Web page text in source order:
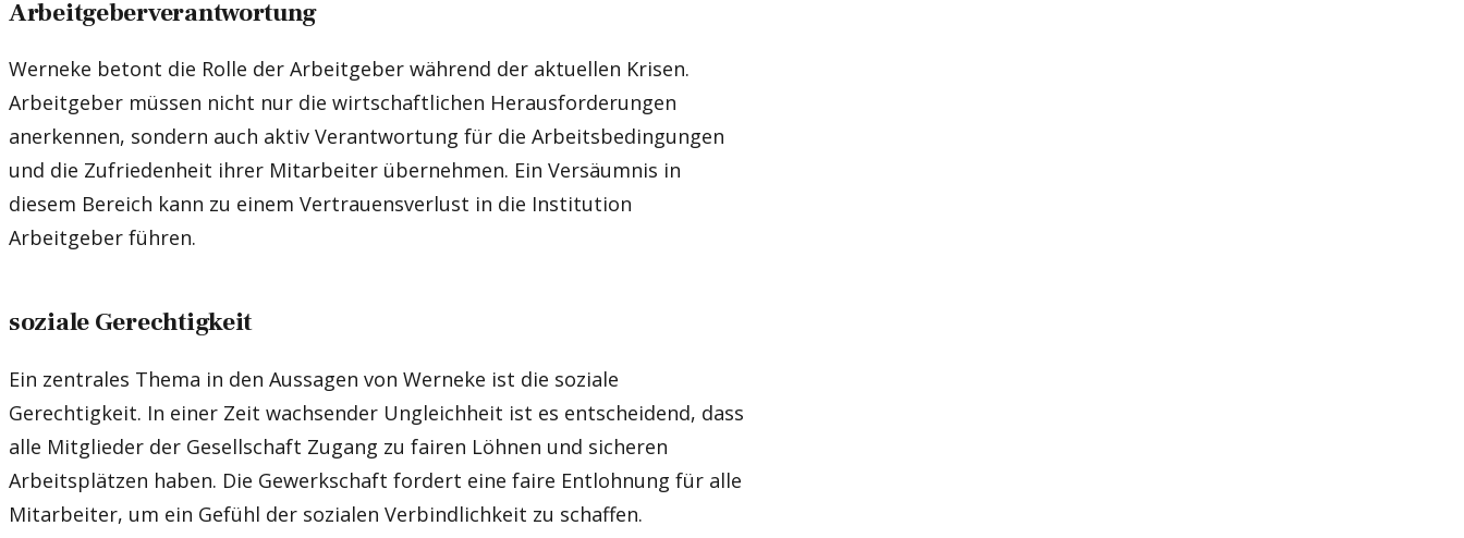
Arbeitgeberverantwortung
Werneke betont die Rolle der Arbeitgeber während der aktuellen Krisen.
Arbeitgeber müssen nicht nur die wirtschaftlichen Herausforderungen
anerkennen, sondern auch aktiv Verantwortung für die Arbeitsbedingungen
und die Zufriedenheit ihrer Mitarbeiter übernehmen. Ein Versäumnis in
diesem Bereich kann zu einem Vertrauensverlust in die Institution
Arbeitgeber führen.
soziale Gerechtigkeit
Ein zentrales Thema in den Aussagen von Werneke ist die soziale
Gerechtigkeit. In einer Zeit wachsender Ungleichheit ist es entscheidend, dass
alle Mitglieder der Gesellschaft Zugang zu fairen Löhnen und sicheren
Arbeitsplätzen haben. Die Gewerkschaft fordert eine faire Entlohnung für alle
Mitarbeiter, um ein Gefühl der sozialen Verbindlichkeit zu schaffen.